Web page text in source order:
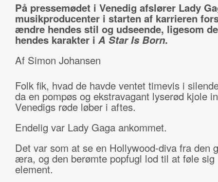
På pressemødet i Venedig afslører Lady
musikproducenter i starten af karrieren
ændre hendes stil og udseende, ligesom
hendes karakter i A Star Is Born.
Af Simon Johansen
Folk fik, hvad de havde ventet timevis i
da en pompøs og ekstravagant lyserød kjole
Venedigs røde løber i aftes.
Endelig var Lady Gaga ankommet.
Det var som at se en Hollywood-diva fra den
æra, og den berømte popfugl lod til at føle
element.